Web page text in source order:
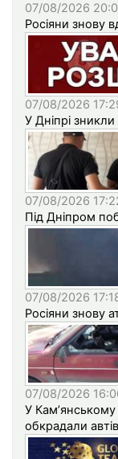
07/08/2026
Росіяни знову
07/08/2026
У Дніпрі зникли
07/08/2026
Під Дніпром
07/08/2026
Росіяни знову
07/08/2026
У Кам’янському
обкрадали